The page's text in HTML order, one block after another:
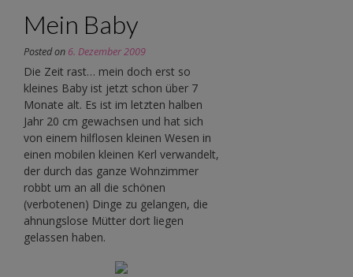
Mein Baby
Posted on 6. Dezember 2009
Die Zeit rast… mein doch erst so
kleines Baby ist jetzt schon über 7
Monate alt. Es ist im letzten halben
Jahr 20 cm gewachsen und hat sich
von einem hilflosen kleinen Wesen in
einen mobilen kleinen Kerl verwandelt,
der durch das ganze Wohnzimmer
robbt um an all die schönen
(verbotenen) Dinge zu gelangen, die
ahnungslose Mütter dort liegen
gelassen haben.